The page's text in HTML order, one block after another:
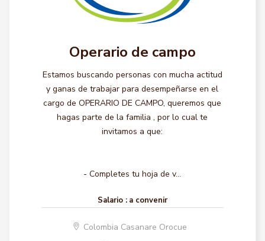
Operario de campo
Estamos buscando personas con mucha actitud
y ganas de trabajar para desempeñarse en el
cargo de OPERARIO DE CAMPO, queremos que
hagas parte de la familia , por lo cual te
invitamos a que:
- Completes tu hoja de v...
Salario : a convenir
Colombia Casanare Orocue